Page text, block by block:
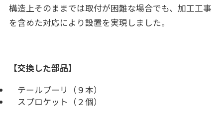
構造上そのままでは取付が困難な場合でも、加工工事
を含めた対応により設置を実現しました。
【交換した部品】
テールプーリ（９本）
スプロケット（２個）